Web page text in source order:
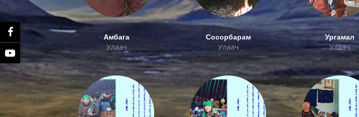
Амбага
Улаач
Сосорбарам
Улаач
Ургамал
Улаач